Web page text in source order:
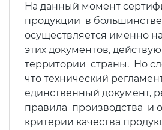
На данный момент
продукции в большинстве
осуществляется именно
этих документов,
территории страны. Но
что технический
единственный документ,
правила производства и
критерии качества